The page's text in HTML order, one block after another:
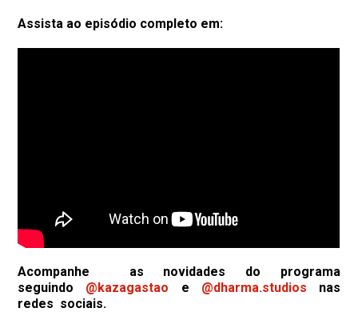
Assista ao episódio completo em:
Acompanhe as novidades do programa
seguindo @kazagastao e @dharma.studios nas
redes sociais.